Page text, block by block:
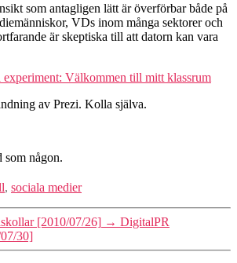
som antagligen lätt är överförbar både på
VDs inom många sektorer och
är skeptiska till att datorn kan vara
Välkommen till mitt klassrum
av Prezi. Kolla själva.
som någon.
, sociala medier
[2010/07/26] → DigitalPR
30]